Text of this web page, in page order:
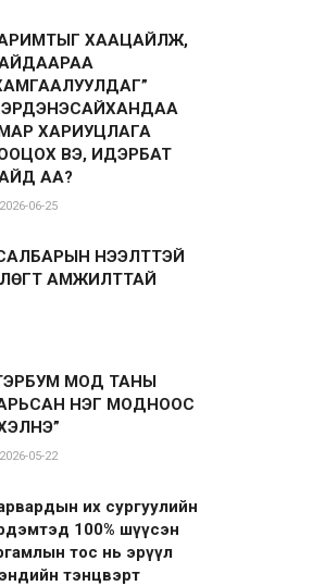
ХААЦАЙЛЖ,
ХАРИУЦЛАГА
ВЭ, ИДЭРБАТ
АА?
06-25
НЭЭЛТТЭЙ
АМЖИЛТТАЙ
МОД ТАНЫ
НЭГ МОДНООС
05-22
их сургуулийн
100% шүүсэн
тос нь эрүүл
тэнцвэрт